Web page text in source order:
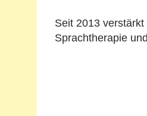
Seit 2013
Sprachtherapie